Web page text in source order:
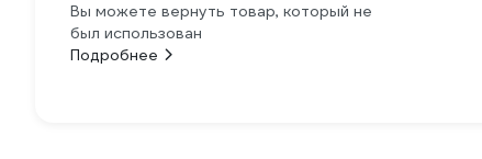
Вы можете вернуть товар, который не
был использован
Подробнее